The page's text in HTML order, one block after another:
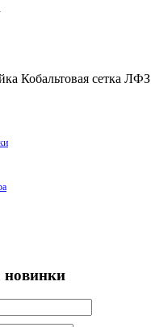
Кобальтовая сетка ЛФЗ
новинки